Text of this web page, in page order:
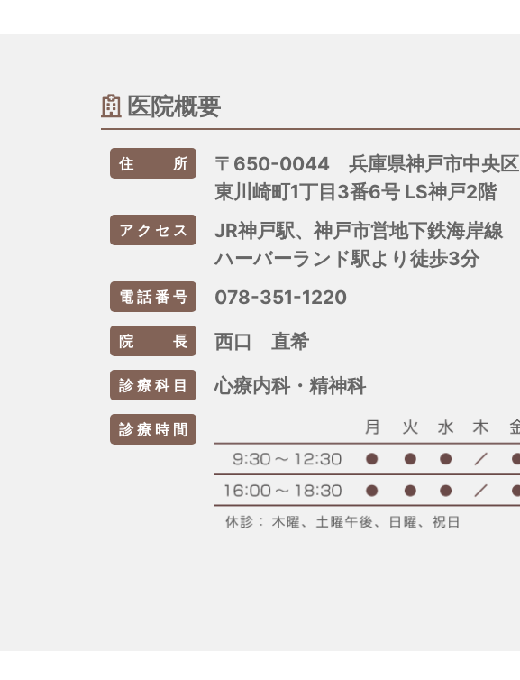
ご来院の際はマスクの着用をお願いします。
院内でマスクの販売は行っておりません。
医院概要
住所
〒650-0044 兵庫県神戸市中央区
東川崎町1丁目3番6号 LS神戸2階
アクセス
JR神戸駅、神戸市営地下鉄海岸線
ハーバーランド駅より徒歩3分
電話番号 078-351-1220
院長 西口 直希
診療科目 心療内科・精神科
診療時間